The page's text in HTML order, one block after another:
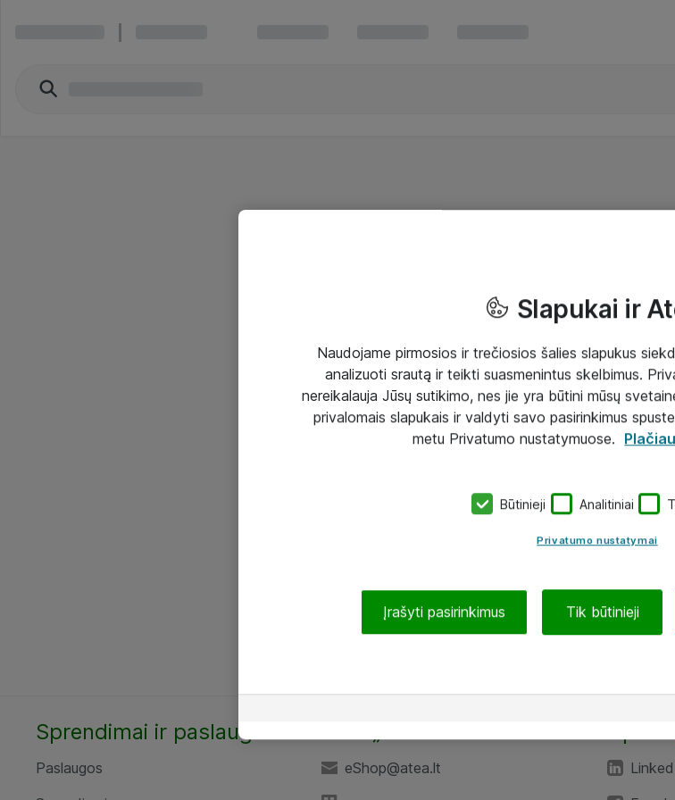
Sprendimai ir paslaugos
Paslaugos
eShop@atea.lt
Slapukai ir
Naudojame pirmosios ir trečiosios šalies slapukus
analizuoti srautą ir teikti suasmenintus skelbimus.
nereikalauja Jūsų sutikimo, nes jie yra būtini mūsų
privalomais slapukais ir valdyti savo pasirinkimus
metu Privatumo nustatymuose.
Būtinieji Analitiniai
Privatumo nustatymai
Įrašyti pasirinkimus Tik būtinieji